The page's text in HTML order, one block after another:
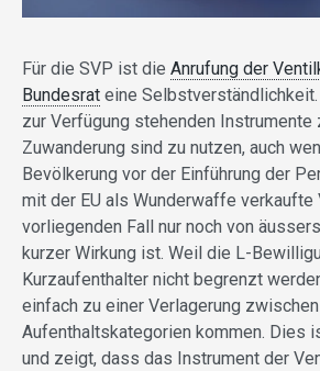
Für die SVP ist die Anrufung der
Bundesrat eine
zur Verfügung stehenden Instrumente
Zuwanderung sind zu nutzen, auch
Bevölkerung vor der Einführung der
mit der EU als Wunderwaffe verkaufte
vorliegenden Fall nur noch von
kurzer Wirkung ist. Weil die L-
Kurzaufenthalter nicht begrenzt
einfach zu einer Verlagerung
Aufenthaltskategorien kommen. Dies
und zeigt, dass das Instrument der